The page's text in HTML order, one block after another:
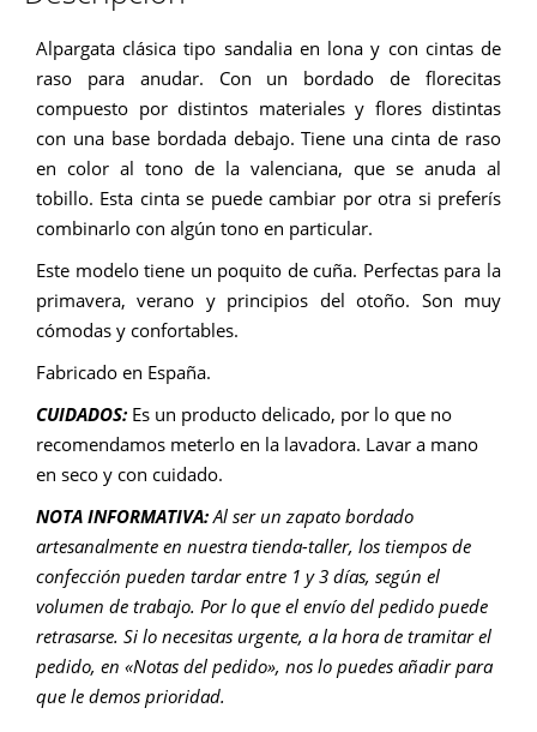
Alpargata clásica tipo sandalia en lona y con cintas de
raso para anudar. Con un bordado de florecitas
compuesto por distintos materiales y flores distintas
con una base bordada debajo. Tiene una cinta de raso
en color al tono de la valenciana, que se anuda al
tobillo. Esta cinta se puede cambiar por otra si preferís
combinarlo con algún tono en particular.
Este modelo tiene un poquito de cuña. Perfectas para la
primavera, verano y principios del otoño. Son muy
cómodas y confortables.
Fabricado en España.
CUIDADOS: Es un producto delicado, por lo que no
recomendamos meterlo en la lavadora. Lavar a mano
en seco y con cuidado.
NOTA INFORMATIVA:Al ser un zapato bordado
artesanalmente en nuestra tienda-taller, los tiempos de
confección pueden tardar entre 1 y 3 días, según el
volumen de trabajo. Por lo que el envío del pedido puede
retrasarse. Si lo necesitas urgente, a la hora de tramitar el
pedido, en «Notas del pedido», nos lo puedes añadir para
que le demos prioridad.